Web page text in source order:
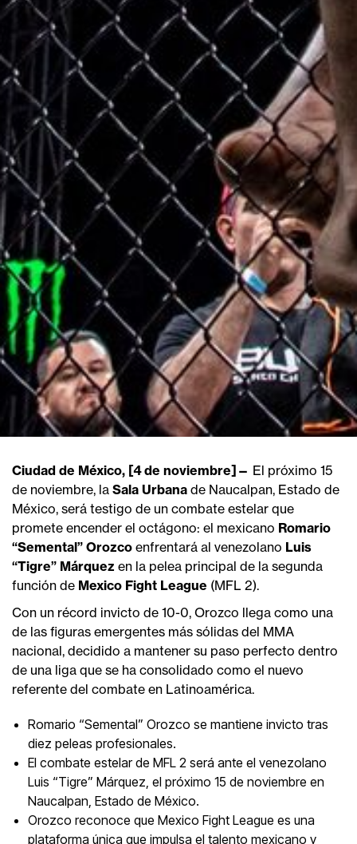
Ciudad de México, [4 de noviembre]— El próximo 15
de noviembre, la Sala Urbana de Naucalpan, Estado de
México, será testigo de un combate estelar que
promete encender el octágono: el mexicano Romario
“Semental” Orozco enfrentará al venezolano Luis
“Tigre” Márquez en la pelea principal de la segunda
función de Mexico Fight League (MFL 2).
Con un récord invicto de 10-0, Orozco llega como una
de las figuras emergentes más sólidas del MMA
nacional, decidido a mantener su paso perfecto dentro
de una liga que se ha consolidado como el nuevo
referente del combate en Latinoamérica.
Romario “Semental” Orozco se mantiene invicto tras
diez peleas profesionales.
El combate estelar de MFL 2 será ante el venezolano
Luis “Tigre” Márquez, el próximo 15 de noviembre en
Naucalpan, Estado de México.
Orozco reconoce que Mexico Fight League es una
plataforma única que impulsa el talento mexicano y